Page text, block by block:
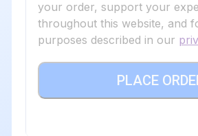
your order, support your
throughout this website, and
purposes described in our
PLACE